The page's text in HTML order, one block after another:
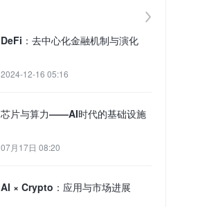
DeFi：去中心化金融机制与演化
2024-12-16 05:16
芯片与算力——AI时代的基础设施
07月17日 08:20
AI × Crypto：应用与市场进展